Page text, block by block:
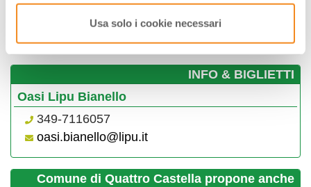
Usa solo i cookie necessari
05
06 07 08 09 10 11
­INFO & BIGLIETTI
Oasi Lipu Bianello
349-7116057
oasi.bianello@lipu.it
Comune di Quattro Castella propone anche